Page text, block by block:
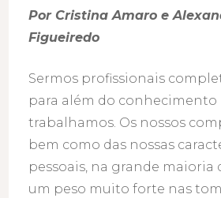
Por Cristina Amaro e
Figueiredo
Sermos profissionais
para além do conhecimento
trabalhamos. Os nossos
bem como das nossas
pessoais, na grande maioria
um peso muito forte nas